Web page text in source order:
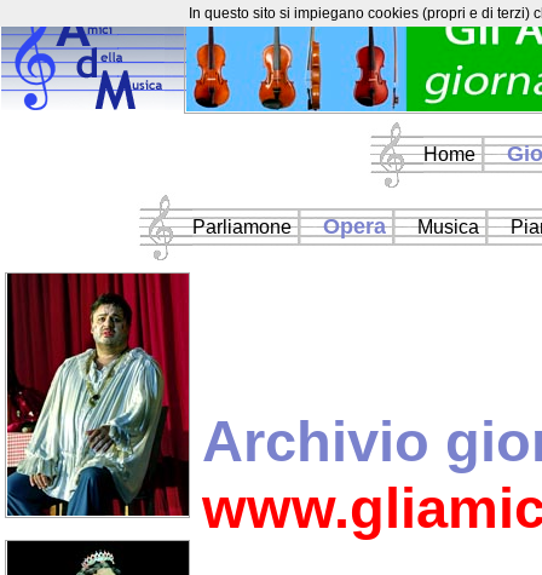
Home
Parliamone Opera Musica
Archivio
In questo sito si impiegano cookies (propri e di